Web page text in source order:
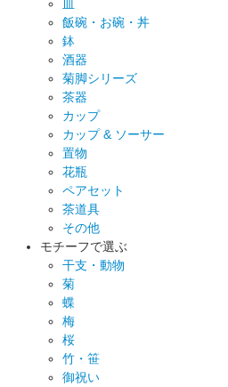
皿
飯碗・お碗・丼
鉢
酒器
菊脚シリーズ
茶器
カップ
カップ & ソーサー
置物
花瓶
ペアセット
茶道具
その他
モチーフで選ぶ
干支・動物
菊
蝶
梅
桜
竹・笹
御祝い